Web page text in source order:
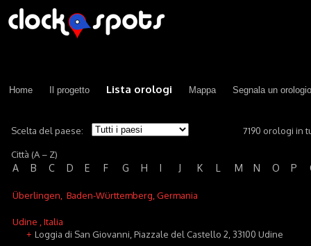
Home Il progetto Lista orologi Mappa Segnala un orologio
Scelta del paese: 7190 orologi in
Città (A – Z)
A B C D E F G H I J K L M N O P
Überlingen , Baden-Württemberg, Germania
Udine , Italia
+ Loggia di San Giovanni, Piazzale del Castello 2, 33100 Udine